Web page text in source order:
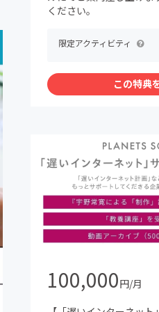
ください。
限定アクティビティ
この特典
100,000円/月